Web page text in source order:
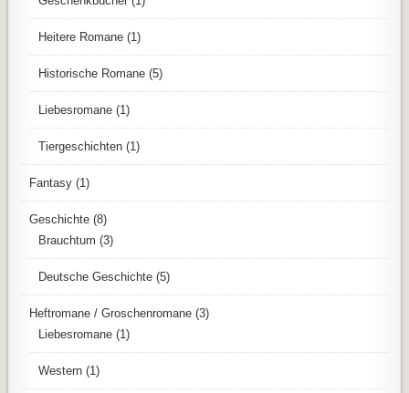
Heitere Romane (1)
Historische Romane (5)
Liebesromane (1)
Tiergeschichten (1)
Fantasy (1)
Geschichte (8)
Brauchtum (3)
Deutsche Geschichte (5)
Heftromane / Groschenromane (3)
Liebesromane (1)
Western (1)